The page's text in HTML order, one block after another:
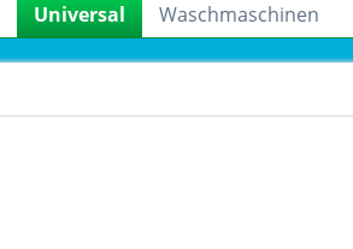
Universal Waschmaschinen